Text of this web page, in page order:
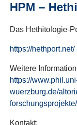
HPM –
Das Hethitologie-
https://hethport.net/
Weitere
https://
wuerzburg.de/
Kontakt: